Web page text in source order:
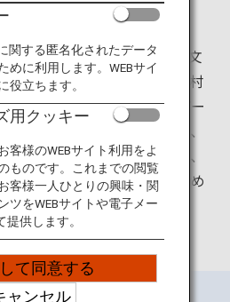
戸人体験
は徳川将軍のもと、平和で文
戸ワンダーランド日光江戸村
体感できるカルチュラルパー
、宿場、商家街、忍者の里、
の町並みが再現されていて、
身し、歩いてみるのもお勧め
関する匿名化されたデータ
めに利用します。WEBサイ
役立ちます。
用クッキー
客様のWEBサイト利用をよ
ものです。これまでの閲覧
客様一人ひとりの興味・関
ツをWEBサイトや電子メー
提供します。
て同意する
ャンセル